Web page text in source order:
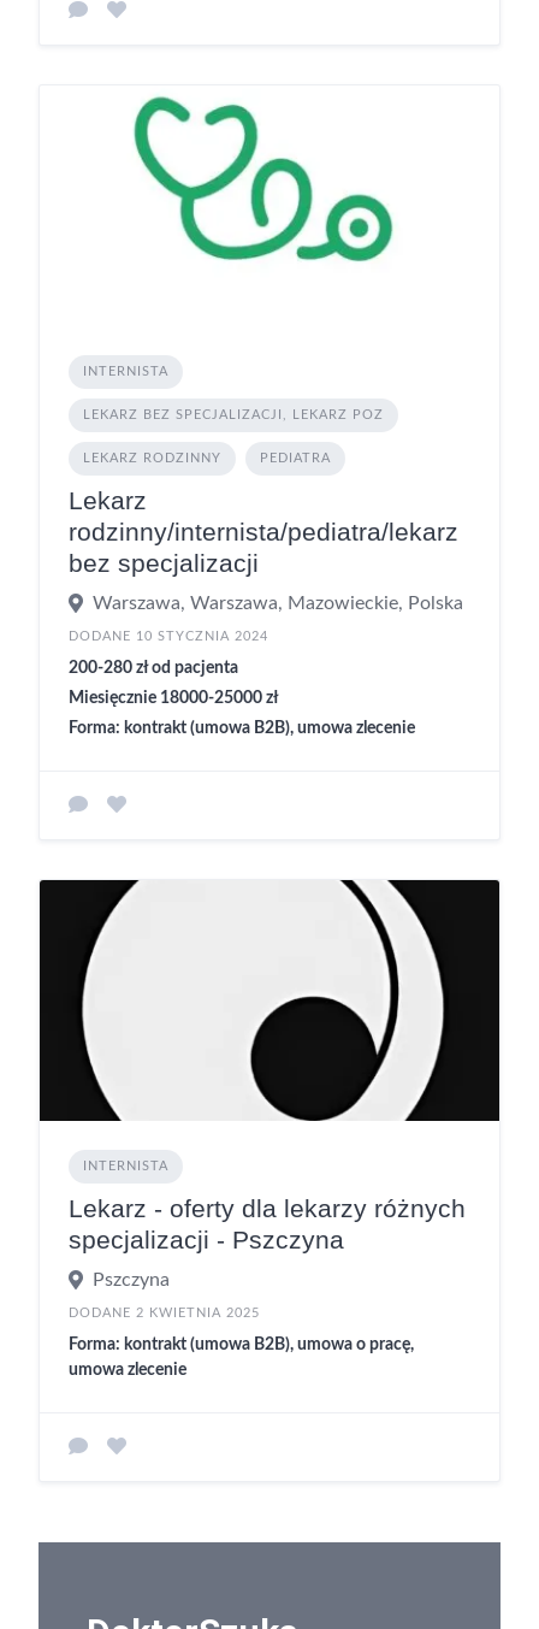
INTERNISTA
LEKARZ BEZ SPECJALIZACJI, LEKARZ POZ
LEKARZ RODZINNY PEDIATRA
Lekarz
rodzinny/internista/pediatra/lekarz
bez specjalizacji
Warszawa, Warszawa, Mazowieckie, Polska
DODANE 10 STYCZNIA 2024
200-280 zł od pacjenta
Miesięcznie 18000-25000 zł
Forma: kontrakt (umowa B2B), umowa zlecenie
INTERNISTA
Lekarz - oferty dla lekarzy różnych
specjalizacji - Pszczyna
Pszczyna
DODANE 2 KWIETNIA 2025
Forma: kontrakt (umowa B2B), umowa o pracę,
umowa zlecenie